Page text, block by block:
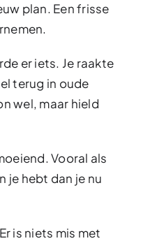
plan. Een frisse
er iets. Je raakte
terug in oude
wel, maar hield
Vooral als
je hebt dan je nu
is niets mis met